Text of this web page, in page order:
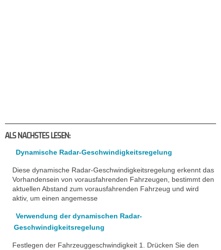
ALS NACHSTES LESEN:
Dynamische Radar-Geschwindigkeitsregelung
Diese dynamische Radar-Geschwindigkeitsregelung erkennt das
Vorhandensein von vorausfahrenden Fahrzeugen, bestimmt den
aktuellen Abstand zum vorausfahrenden Fahrzeug und wird
aktiv, um einen angemesse
Verwendung der dynamischen Radar-
Geschwindigkeitsregelung
Festlegen der Fahrzeuggeschwindigkeit 1. Drücken Sie den